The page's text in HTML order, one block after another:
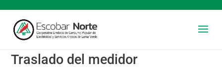
Traslado del medidor